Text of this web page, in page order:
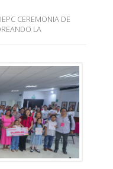
CEREMONIA DE
LA